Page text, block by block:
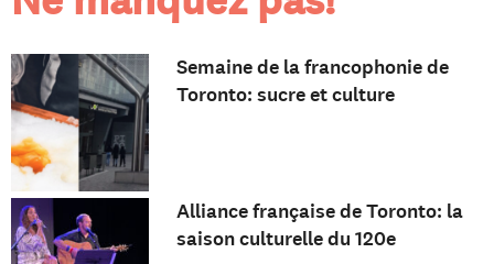
Semaine de la francophonie de
Toronto: sucre et culture
Alliance française de Toronto: la
saison culturelle du 120e